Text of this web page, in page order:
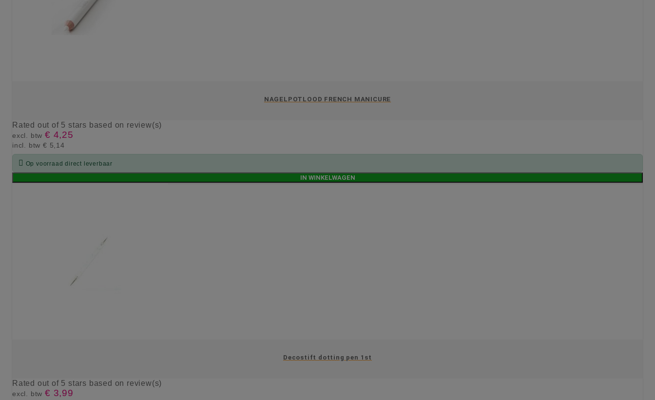
NAGELPOTLOOD FRENCH MANICURE
Rated out of 5 stars based on review(s)
excl. btw € 4,25
incl. btw € 5,14
 Op voorraad direct leverbaar
IN WINKELWAGEN
Decostift dotting pen 1st
Rated out of 5 stars based on review(s)
excl. btw € 3,99